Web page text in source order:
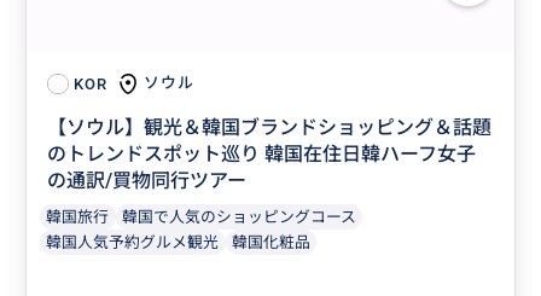
KOR ソウル
【ソウル】観光＆韓国ブランドショッピング＆話題
のトレンドスポット巡り 韓国在住日韓ハーフ女子
の通訳/買物同行ツアー
韓国旅行
韓国で人気のショッピングコース
韓国人気予約グルメ観光
韓国化粧品